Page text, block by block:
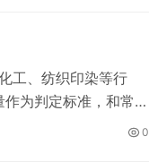
工、纺织印染等行
为判定标准，和常见
0